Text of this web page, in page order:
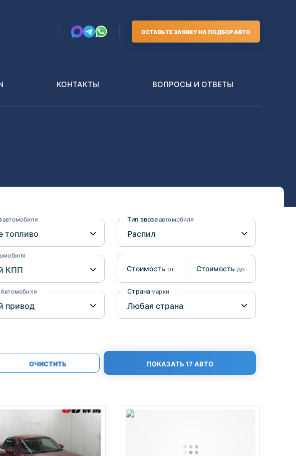
ОСТАВЬТЕ ЗАЯВКУ НА ПОДБОР АВТО
Isuzu
BMW
Daihatsu
Toyota
Mitsubishi
Isuzu
Hino
КОНТАКТЫ ВОПРОСЫ И ОТВЕТЫ
автомобиля
Автомобиля
Тип ввозаавтомобиля
Стоимость от Стоимость до
Страна марки
ОЧИСТИТЬ ПОКАЗАТЬ 17 АВТО